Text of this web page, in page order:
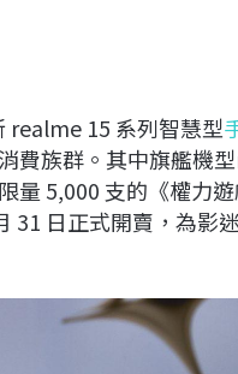
realme 15 系列智慧型
費族群。其中旗艦機
5,000 支的《權力遊
31 日正式開賣，為影